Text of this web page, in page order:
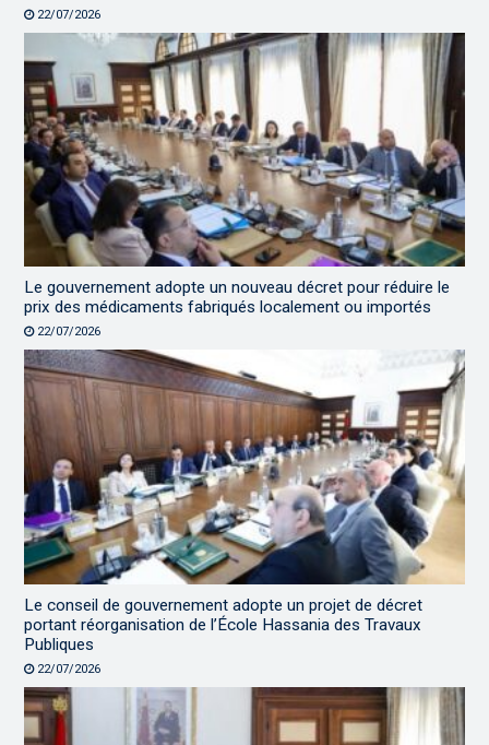
22/07/2026
Le gouvernement adopte un nouveau décret pour réduire le
prix des médicaments fabriqués localement ou importés
22/07/2026
Le conseil de gouvernement adopte un projet de décret
portant réorganisation de l’École Hassania des Travaux
Publiques
22/07/2026